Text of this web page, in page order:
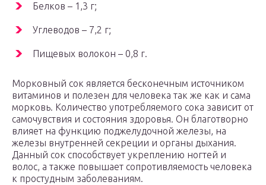
Белков – 1,3 г;
Углеводов – 7,2 г;
Пищевых волокон – 0,8 г.
Морковный сок является бесконечным источником
витаминов и полезен для человека так же как и сама
морковь. Количество употребляемого сока зависит от
самочувствия и состояния здоровья. Он благотворно
влияет на функцию поджелудочной железы, на
железы внутренней секреции и органы дыхания.
Данный сок способствует укреплению ногтей и
волос, а также повышает сопротивляемость человека
к простудным заболеваниям.